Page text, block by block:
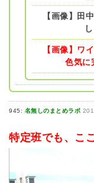
【画像】田
【画像】ワ
色気に
945: 名無しのまとめラボ
特定班でも、こ